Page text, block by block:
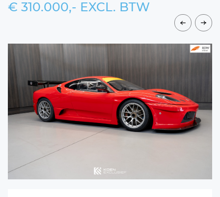
HOME
VACATURES
CONTACT
info@koenexclusief.nl
€ 310.000,- EXCL. BTW